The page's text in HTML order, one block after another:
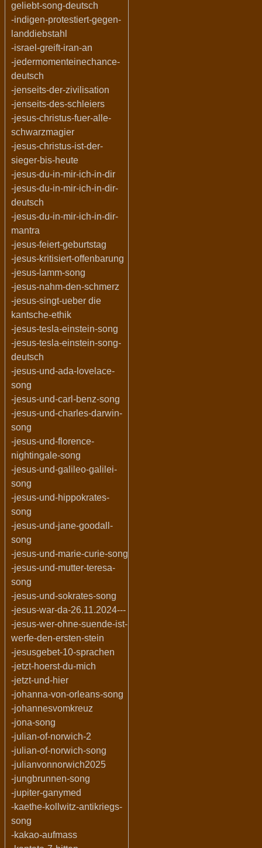
geliebt-song-deutsch
-indigen-protestiert-gegen-
landdiebstahl
-israel-greift-iran-an
-jedermomenteinechance-
deutsch
-jenseits-der-zivilisation
-jenseits-des-schleiers
-jesus-christus-fuer-alle-
schwarzmagier
-jesus-christus-ist-der-
sieger-bis-heute
-jesus-du-in-mir-ich-in-dir
-jesus-du-in-mir-ich-in-dir-
deutsch
-jesus-du-in-mir-ich-in-dir-
mantra
-jesus-feiert-geburtstag
-jesus-kritisiert-offenbarung
-jesus-lamm-song
-jesus-nahm-den-schmerz
-jesus-singt-ueber die
kantsche-ethik
-jesus-tesla-einstein-song
-jesus-tesla-einstein-song-
deutsch
-jesus-und-ada-lovelace-
song
-jesus-und-carl-benz-song
-jesus-und-charles-darwin-
song
-jesus-und-florence-
nightingale-song
-jesus-und-galileo-galilei-
song
-jesus-und-hippokrates-
song
-jesus-und-jane-goodall-
song
-jesus-und-marie-curie-song
-jesus-und-mutter-teresa-
song
-jesus-und-sokrates-song
-jesus-war-da-26.11.2024---
-jesus-wer-ohne-suende-ist-
werfe-den-ersten-stein
-jesusgebet-10-sprachen
-jetzt-hoerst-du-mich
-jetzt-und-hier
-johanna-von-orleans-song
-johannesvomkreuz
-jona-song
-julian-of-norwich-2
-julian-of-norwich-song
-julianvonnorwich2025
-jungbrunnen-song
-jupiter-ganymed
-kaethe-kollwitz-antikriegs-
song
-kakao-aufmass